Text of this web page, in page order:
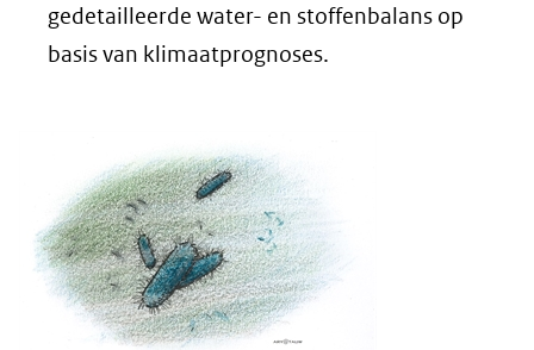
nieuw
venster)
andere
website)
gedetailleerde water- en stoffenbalans op
basis van klimaatprognoses.